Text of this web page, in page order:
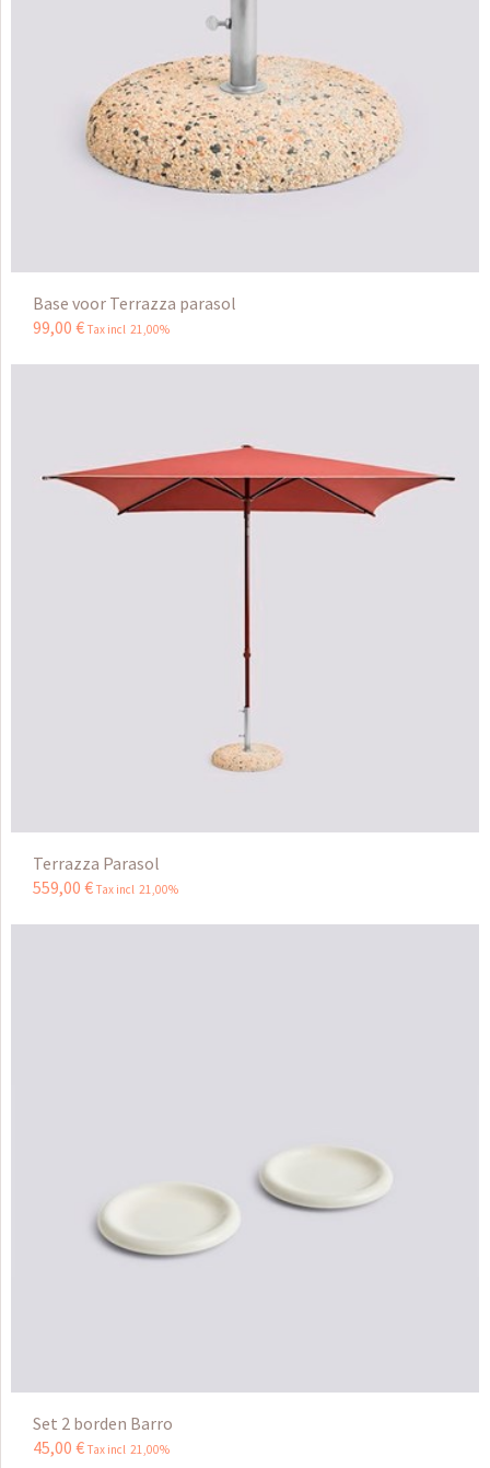
Base voor Terrazza parasol
99,00 € Tax incl 21,00%
Terrazza Parasol
559,00 € Tax incl 21,00%
Set 2 borden Barro
45,00 € Tax incl 21,00%